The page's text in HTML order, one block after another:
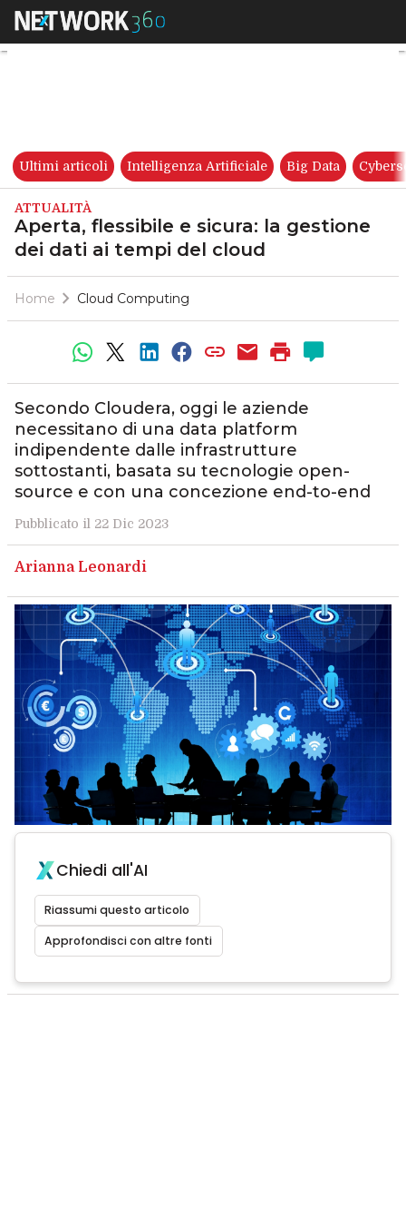
Aperta, flessibile e sicura: la
Ultimi articoli Intelligenza Artificiale Big Data
ATTUALITÀ
Aperta, flessibile e sicura: la gestione
dei dati ai tempi del cloud
Home Cloud Computing
Secondo Cloudera, oggi le aziende
necessitano di una data platform
indipendente dalle infrastrutture
sottostanti, basata su tecnologie open-
source e con una concezione end-to-end
Pubblicato il 22 Dic 2023
Arianna Leonardi
Chiedi all'AI
Riassumi questo articolo
Approfondisci con altre fonti